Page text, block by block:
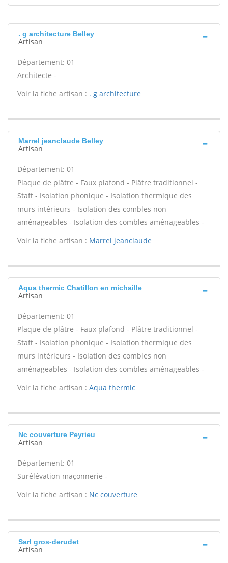
. g architecture Belley
Artisan
Département: 01
Architecte -
Voir la fiche artisan : . g architecture
Marrel jeanclaude Belley
Artisan
Département: 01
Plaque de plâtre - Faux plafond - Plâtre traditionnel -
Staff - Isolation phonique - Isolation thermique des
murs intérieurs - Isolation des combles non
aménageables - Isolation des combles aménageables -
Voir la fiche artisan : Marrel jeanclaude
Aqua thermic Chatillon en michaille
Artisan
Département: 01
Plaque de plâtre - Faux plafond - Plâtre traditionnel -
Staff - Isolation phonique - Isolation thermique des
murs intérieurs - Isolation des combles non
aménageables - Isolation des combles aménageables -
Voir la fiche artisan : Aqua thermic
Nc couverture Peyrieu
Artisan
Département: 01
Surélévation maçonnerie -
Voir la fiche artisan : Nc couverture
Sarl gros-derudet
Artisan